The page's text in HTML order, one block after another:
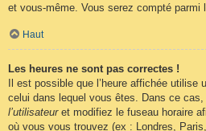
et vous-même. Vous serez compté parmi
Haut
Les heures ne sont pas correctes !
Il est possible que l’heure affichée utilise
celui dans lequel vous êtes. Dans ce
l’utilisateuret modifiez le fuseau horaire
où vous vous trouvez (ex : Londres,